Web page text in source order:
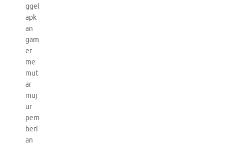
ggel
apk
an
gam
er
me
mut
ar
muj
ur
pem
beri
an